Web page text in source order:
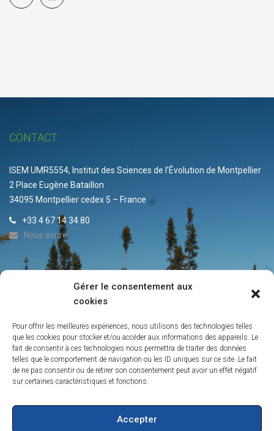
Gérer le consentement aux
cookies
Pour offrir les meilleures expériences, nous utilisons des technologies telles
que les cookies pour stocker et/ou accéder aux informations des appareils. Le
fait de consentir à ces technologies nous permettra de traiter des données
telles que le comportement de navigation ou les ID uniques sur ce site. Le fait
de ne pas consentir ou de retirer son consentement peut avoir un effet négatif
sur certaines caractéristiques et fonctions.
Accepter
CONTACT
ISEM UMR5554, Institut des Sciences de l’Évolution de Montpellier
2 Place Eugène Bataillon
34095 Montpellier cedex 5 – France
+33 4 67 14 34 80
Nous écrire
ACTUALITÉS DE L’IRP
Info-Lettre du Laboratoire IRP
Contacts
La persistance des peuplements de conifères boréaux de l’ouest
du Québec
Création de l’IRP sur les forêts froides